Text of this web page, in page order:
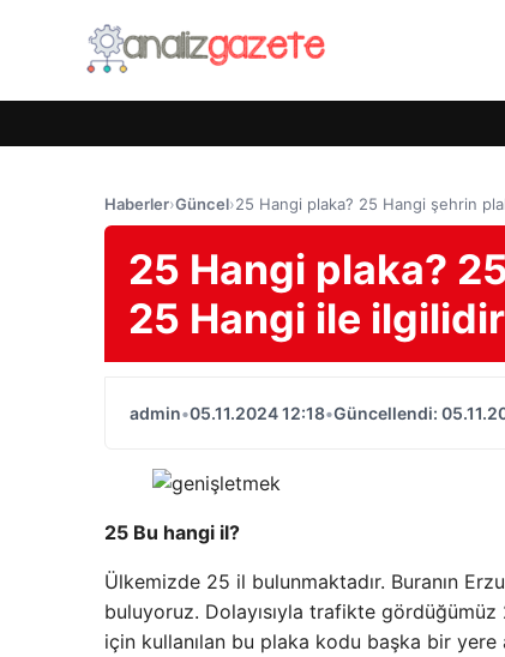
Haberler›Güncel›25 Hangi plaka? 25 Hangi şehrin
25 Hangi plaka?
25 Hangi ile
admin•05.11.2024 12:18•Güncellendi:
25 Bu hangi il?
Ülkemizde 25 il bulunmaktadır. Buranın
buluyoruz. Dolayısıyla trafikte gördüğümüz
için kullanılan bu plaka kodu başka bir